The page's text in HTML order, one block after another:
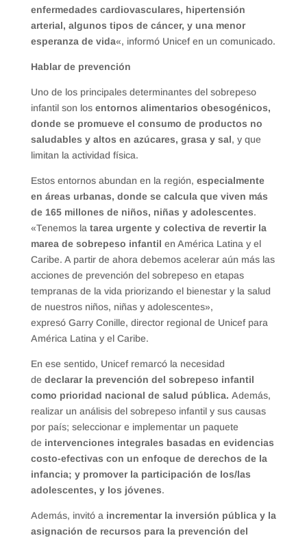
enfermedades cardiovasculares, hipertensión
arterial, algunos tipos de cáncer, y una menor
esperanza de vida«, informó Unicef en un comunicado.
Hablar de prevención
Uno de los principales determinantes del sobrepeso
infantil son losentornos alimentarios obesogénicos,
donde se promueve el consumo de productos no
saludables y altos en azúcares, grasa y sal, y que
limitan la actividad física.
Estos entornos abundan en la región, especialmente
en áreas urbanas, donde se calcula que viven más
de 165 millones de niños, niñas y adolescentes.
«Tenemos la tarea urgente y colectiva de revertir la
marea de sobrepeso infantil en América Latina y el
Caribe. A partir de ahora debemos acelerar aún más las
acciones de prevención del sobrepeso en etapas
tempranas de la vida priorizando el bienestar y la salud
de nuestros niños, niñas y adolescentes»,
expresó Garry Conille, director regional de Unicef para
América Latina y el Caribe.
En ese sentido, Unicef remarcó la necesidad
de declarar la prevención del sobrepeso infantil
como prioridad nacional de salud pública. Además,
realizar un análisis del sobrepeso infantil y sus causas
por país; seleccionar e implementar un paquete
de intervenciones integrales basadas en evidencias
costo-efectivas con un enfoque de derechos de la
infancia; y promover la participación de los/las
adolescentes, y los jóvenes.
Además, invitó a incrementar la inversión pública y la
asignación de recursos para la prevención del